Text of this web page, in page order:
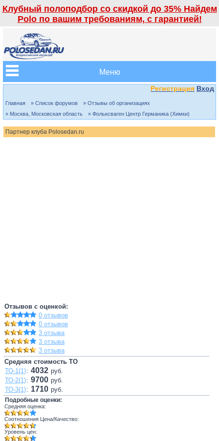
Клубный полоподбор со скидкой до 35% Найдем
Polo по вашим требованиям, с гарантией!
Меню
Регистрация Вход
Главная » Список форумов
» Отзывы об организациях
» Москва, Московская область
» Фольксваген Центр Германика (Химки)
Партнер клуба Polosedan.ru
Отзывов с оценкой:
0 отзывов
0 отзывов
3 отзыва
3 отзыва
3 отзыва
Средняя стоимость ТО
ТО-1(1): 4032 руб.
ТО-2(1): 9700 руб.
ТО-3(1): 1710 руб.
Подробные оценки:
Средняя оценка:
Соотношения Цена/Качество:
Уровень цен: